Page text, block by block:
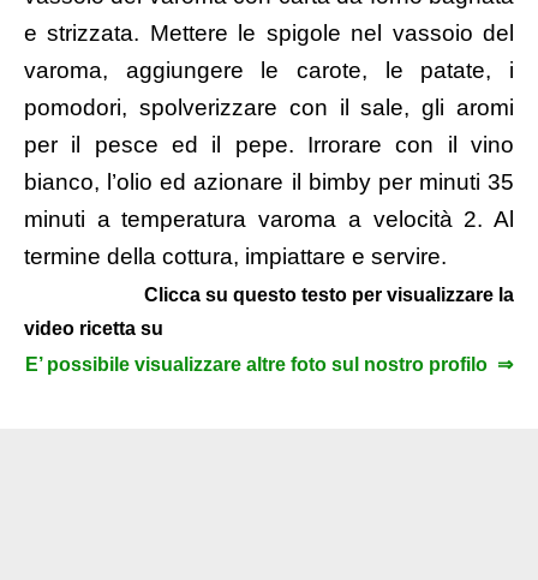
e strizzata. Mettere le spigole nel vassoio del
varoma, aggiungere le carote, le patate, i
pomodori, spolverizzare con il sale, gli aromi
per il pesce ed il pepe. Irrorare con il vino
bianco, l’olio ed azionare il bimby per minuti 35
minuti a temperatura varoma a velocità 2. Al
termine della cottura, impiattare e servire.
Clicca su questo testo per visualizzare la
video ricetta su
E’ possibile visualizzare altre foto sul nostro profilo ⇒